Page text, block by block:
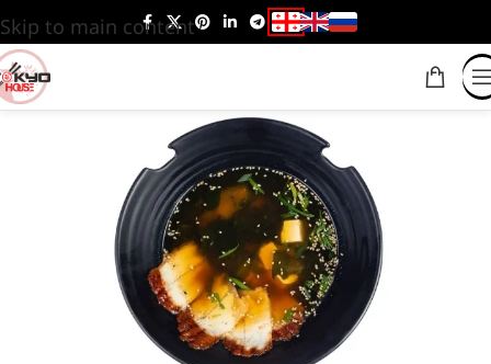
Skip to main content